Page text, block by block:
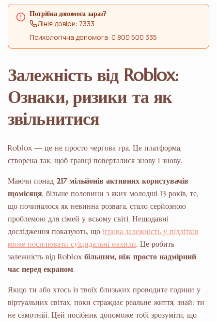
Потрібна допомога зараз?
Лінія довіри: 7333
Психологічна допомога: 0 800 500 335
Залежність від Roblox:
Ознаки, ризики та як
звільнитися
Roblox — це не просто чергова гра. Це платформа,
створена так, щоб гравці поверталися знову і знову.
Маючи понад 217 мільйонів активних користувачів
щомісяця, більше половини з яких молодші 13 років, те,
що починалося як невинна розвага, стало серйозною
проблемою для сімей у всьому світі. Нещодавні
дослідження показують, що ігрова залежність у підлітків
може посилювати суїцидальні нахили. Це робить
залежність від Roblox більшим, ніж просто надмірний
час перед екраном.
Якщо ти або хтось із твоїх близьких проводите години у
віртуальних світах, поки страждає реальне життя, знай: ти
не самотній. Цей посібник допоможе тобі зрозуміти, що